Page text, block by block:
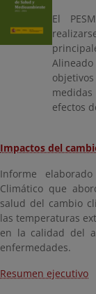
El
efectos
Impactos del
Informe
Climático que
salud del cambio
las temperaturas
en la calidad del
enfermedades.
Resumen ejecutivo